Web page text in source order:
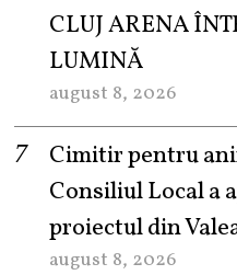
CLUJ ARENA
LUMINĂ
august 8, 2026
Cimitir pentru
Consiliul Local a
proiectul din
august 8, 2026